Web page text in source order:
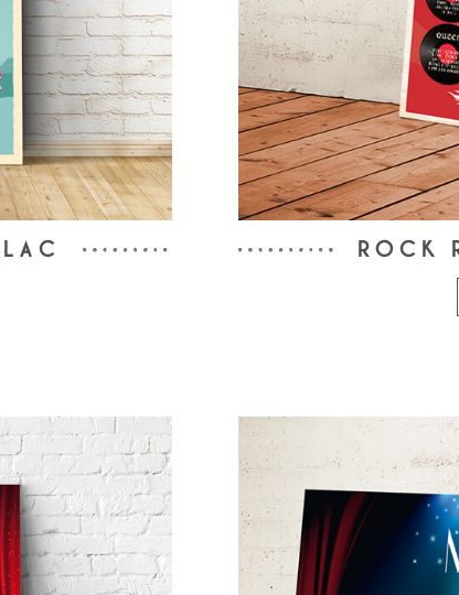
ROCK